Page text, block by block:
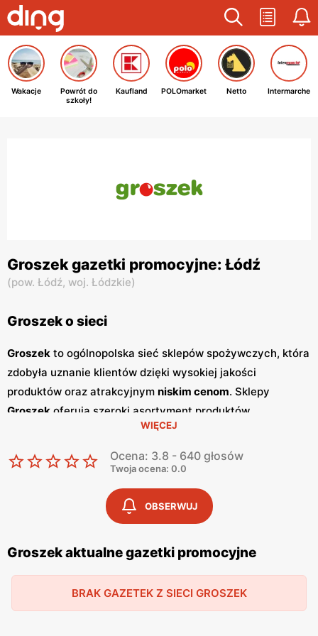
Wakacje
Powrót do
szkoły!
Kaufland POLOmarket Netto Intermarche
Groszek gazetki promocyjne: Łódź
(pow. Łódź, woj. Łódzkie)
Groszek o sieci
Groszek to ogólnopolska sieć sklepów spożywczych, która
zdobyła uznanie klientów dzięki wysokiej jakości
produktów oraz atrakcyjnym niskim cenom. Sklepy
Groszek oferują szeroki asortyment produktów
spożywczych, w tym świeże owoce i warzywa, pieczywo,
nabiał, mięso oraz artykuły codziennego użytku. Klienci
cenią sobie bogaty wybór oraz częste
umożliwiają oszczędności na zakupach. Jednym z
kluczowych elementów strategii marketingowej
są regularnie wydawanegazetki promocyjne
prezentują najnowsze
promocje , specjalne oferty oraz
sezonowe wyprzedaże, dzięki czemu klienci mogą
cenowych. Publikacje te są dostępne zarówno w formie
WIĘCEJ
Ocena: 3.8 - 640 głosów
Twoja ocena: 0.0
OBSERWUJ
Groszek aktualne gazetki promocyjne
BRAK GAZETEK Z SIECI GROSZEK